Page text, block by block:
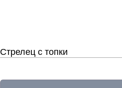
Стрелец с топки